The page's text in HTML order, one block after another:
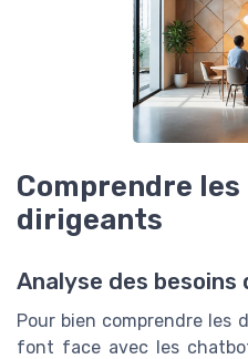
Comprendre les
dirigeants
Analyse des
Pour bien comprendre les
font face avec les